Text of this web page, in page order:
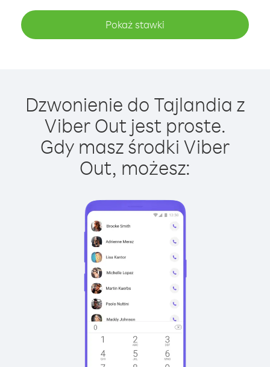
Pokaż stawki
Dzwonienie do Tajlandia z
Viber Out jest proste.
Gdy masz środki Viber
Out, możesz: